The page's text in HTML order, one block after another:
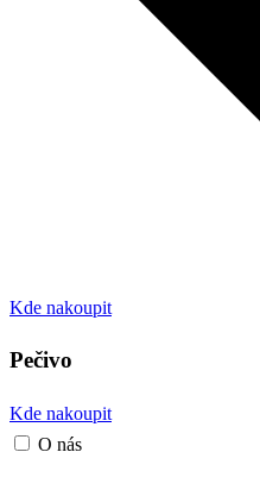
Kde nakoupit
Pečivo
Kde nakoupit
O nás